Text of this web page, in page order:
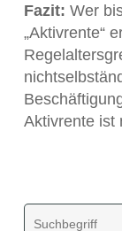
Fazit: Wer
„Aktivrente“
Aktivrente ist